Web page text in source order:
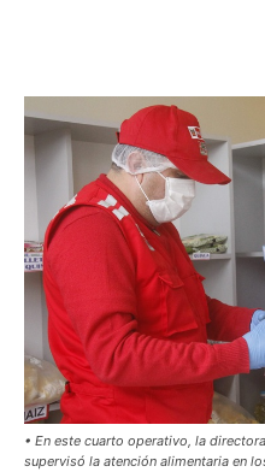
• En este cuarto operativo, la
supervisó la atención alimentaria en